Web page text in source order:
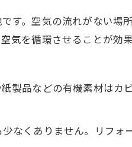
す。空気の流れがない場
気を循環させることが効果
製品などの有機素材はカ
なくありません。リフォ